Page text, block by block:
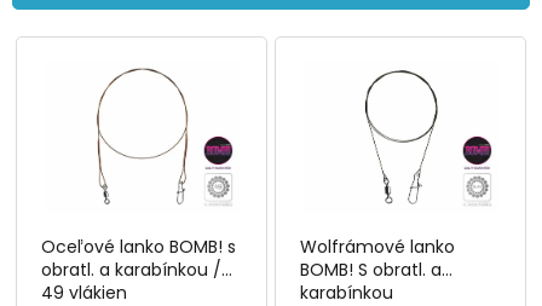
e
p
V
Oceľové lanko BOMB! s
obratl. a karabínkou /
49 vlákien
Wolfrámové lanko
BOMB! S obratl. a
karabínkou